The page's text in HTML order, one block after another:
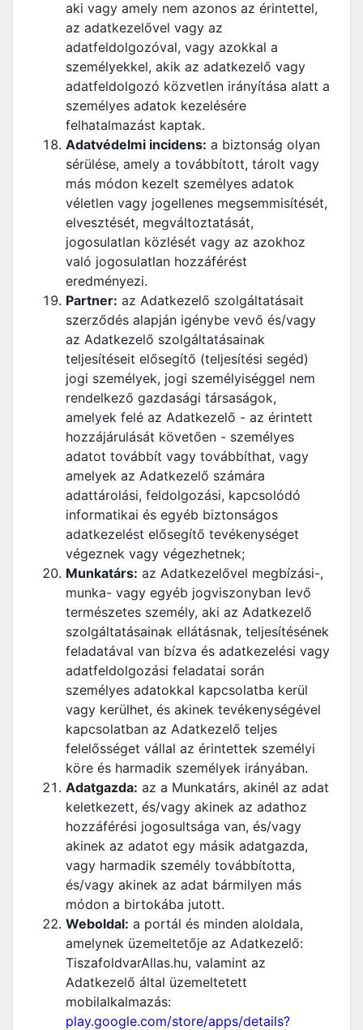
aki vagy amely nem azonos az érintettel,
az adatkezelővel vagy az
adatfeldolgozóval, vagy azokkal a
személyekkel, akik az adatkezelő vagy
adatfeldolgozó közvetlen irányítása alatt a
személyes adatok kezelésére
felhatalmazást kaptak.
Adatvédelmi incidens: a biztonság olyan
sérülése, amely a továbbított, tárolt vagy
más módon kezelt személyes adatok
véletlen vagy jogellenes megsemmisítését,
elvesztését, megváltoztatását,
jogosulatlan közlését vagy az azokhoz
való jogosulatlan hozzáférést
eredményezi.
Partner: az Adatkezelő szolgáltatásait
szerződés alapján igénybe vevő és/vagy
az Adatkezelő szolgáltatásainak
teljesítéseit elősegítő (teljesítési segéd)
jogi személyek, jogi személyiséggel nem
rendelkező gazdasági társaságok,
amelyek felé az Adatkezelő - az érintett
hozzájárulását követően - személyes
adatot továbbít vagy továbbíthat, vagy
amelyek az Adatkezelő számára
adattárolási, feldolgozási, kapcsolódó
informatikai és egyéb biztonságos
adatkezelést elősegítő tevékenységet
végeznek vagy végezhetnek;
Munkatárs: az Adatkezelővel megbízási-,
munka- vagy egyéb jogviszonyban levő
természetes személy, aki az Adatkezelő
szolgáltatásainak ellátásnak, teljesítésének
feladatával van bízva és adatkezelési vagy
adatfeldolgozási feladatai során
személyes adatokkal kapcsolatba kerül
vagy kerülhet, és akinek tevékenységével
kapcsolatban az Adatkezelő teljes
felelősséget vállal az érintettek személyi
köre és harmadik személyek irányában.
Adatgazda: az a Munkatárs, akinél az adat
keletkezett, és/vagy akinek az adathoz
hozzáférési jogosultsága van, és/vagy
akinek az adatot egy másik adatgazda,
vagy harmadik személy továbbította,
és/vagy akinek az adat bármilyen más
módon a birtokába jutott.
Weboldal: a portál és minden aloldala,
amelynek üzemeltetője az Adatkezelő:
TiszafoldvarAllas.hu, valamint az
Adatkezelő által üzemeltetett
mobilalkalmazás:
play.google.com/store/apps/details?